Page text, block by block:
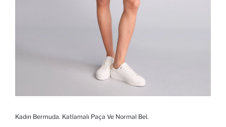
Kadın Bermuda. Katlamalı Paça Ve Normal Bel.